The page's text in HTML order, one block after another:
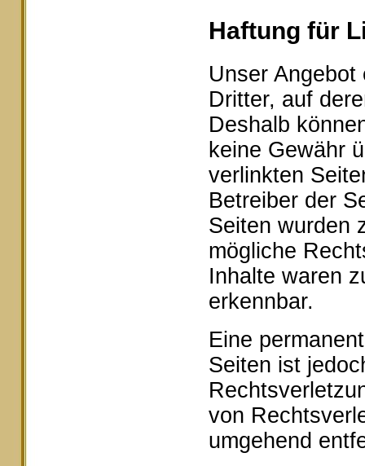
Haftung für
Unser
Dritter, auf
Deshalb
keine Gewähr
verlinkten
Betreiber der
Seiten wurden
mögliche
Inhalte waren
erkennbar.
Eine
Seiten ist
von
umgehend